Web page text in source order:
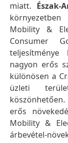
miatt. Észak-
Mobility &
Consumer
nagyon erős
különösen a
üzleti
köszönhetően.
erős
Mobility &
árbevétel-